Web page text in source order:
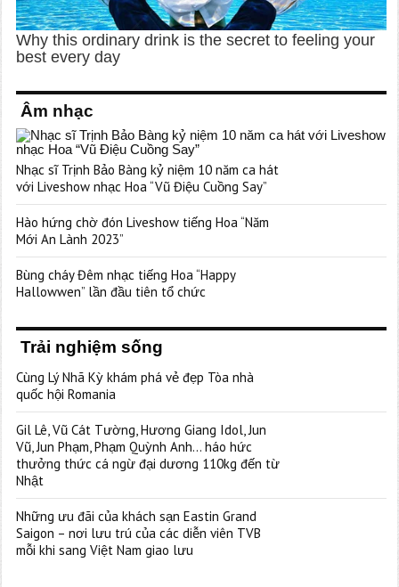
Âm nhạc
Nhạc sĩ Trịnh Bảo Bàng kỷ niệm 10 năm ca hát
với Liveshow nhạc Hoa “Vũ Điệu Cuồng Say”
Hào hứng chờ đón Liveshow tiếng Hoa “Năm
Mới An Lành 2023”
Bùng cháy Đêm nhạc tiếng Hoa “Happy
Hallowwen” lần đầu tiên tổ chức
Trải nghiệm sống
Cùng Lý Nhã Kỳ khám phá vẻ đẹp Tòa nhà
quốc hội Romania
Gil Lê, Vũ Cát Tường, Hương Giang Idol, Jun
Vũ, Jun Phạm, Phạm Quỳnh Anh… háo hức
thưởng thức cá ngừ đại dương 110kg đến từ
Nhật
Những ưu đãi của khách sạn Eastin Grand
Saigon – nơi lưu trú của các diễn viên TVB
mỗi khi sang Việt Nam giao lưu